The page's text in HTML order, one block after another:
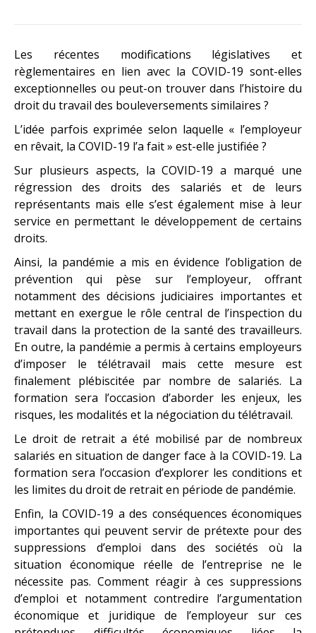
Les récentes modifications législatives et
règlementaires en lien avec la COVID-19 sont-elles
exceptionnelles ou peut-on trouver dans l’histoire du
droit du travail des bouleversements similaires ?
L’idée parfois exprimée selon laquelle « l’employeur
en rêvait, la COVID-19 l’a fait » est-elle justifiée ?
Sur plusieurs aspects, la COVID-19 a marqué une
régression des droits des salariés et de leurs
représentants mais elle s’est également mise à leur
service en permettant le développement de certains
droits.
Ainsi, la pandémie a mis en évidence l’obligation de
prévention qui pèse sur l’employeur, offrant
notamment des décisions judiciaires importantes et
mettant en exergue le rôle central de l’inspection du
travail dans la protection de la santé des travailleurs.
En outre, la pandémie a permis à certains employeurs
d’imposer le télétravail mais cette mesure est
finalement plébiscitée par nombre de salariés. La
formation sera l’occasion d’aborder les enjeux, les
risques, les modalités et la négociation du télétravail.
Le droit de retrait a été mobilisé par de nombreux
salariés en situation de danger face à la COVID-19. La
formation sera l’occasion d’explorer les conditions et
les limites du droit de retrait en période de pandémie.
Enfin, la COVID-19 a des conséquences économiques
importantes qui peuvent servir de prétexte pour des
suppressions d’emploi dans des sociétés où la
situation économique réelle de l’entreprise ne le
nécessite pas. Comment réagir à ces suppressions
d’emploi et notamment contredire l’argumentation
économique et juridique de l’employeur sur ces